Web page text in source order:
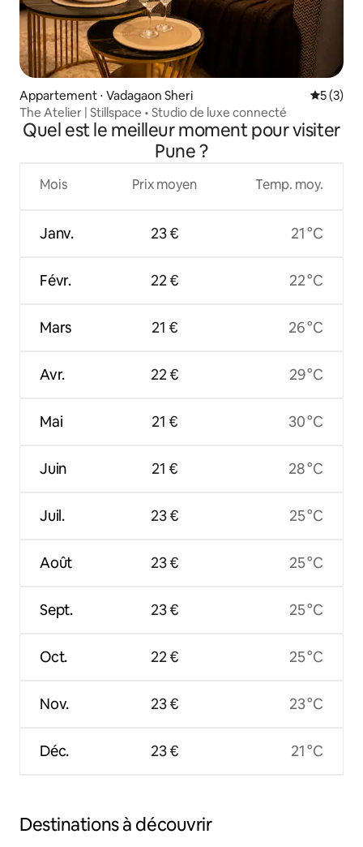
Appartement ⋅ Vadagaon Sheri
5 (3)
The Atelier | Stillspace • Studio de luxe connecté
Quel est le meilleur moment pour visiter
Pune ?
Mois
Janv.
Févr.
Mars
Avr.
Mai
Juin
Juil.
Août
Sept.
Oct.
Nov.
Déc.
Prix moyen
23 €
22 €
21 €
22 €
21 €
21 €
23 €
23 €
23 €
22 €
23 €
23 €
Temp. moy.
21 °C
22 °C
26 °C
29 °C
30 °C
28 °C
25 °C
25 °C
25 °C
25 °C
23 °C
21 °C
Destinations à découvrir